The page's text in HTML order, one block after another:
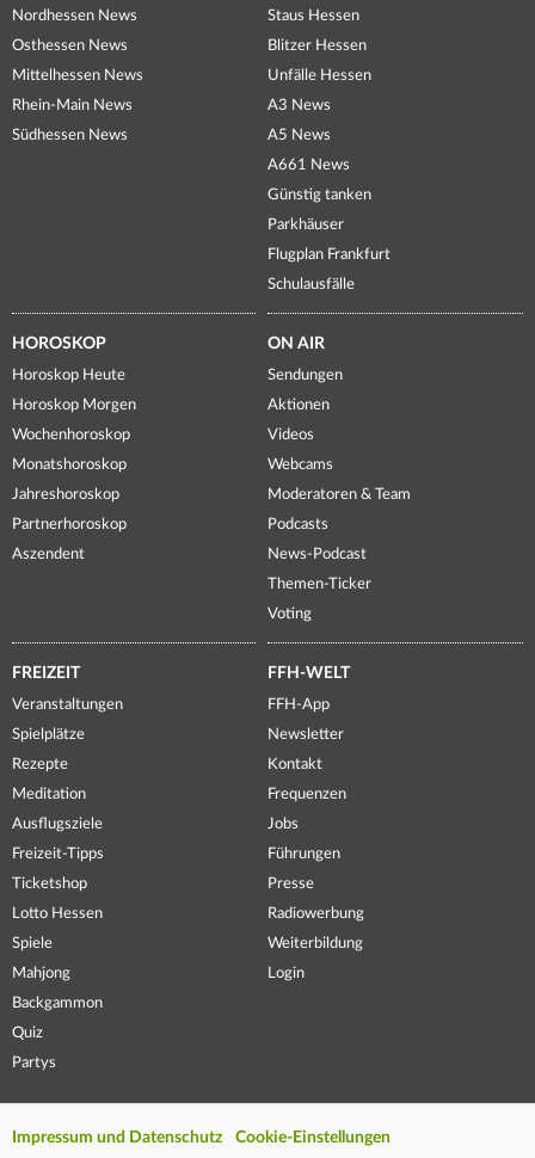
Nordhessen News
Osthessen News
Mittelhessen News
Rhein-Main News
Südhessen News
Staus Hessen
Blitzer Hessen
Unfälle Hessen
A3 News
A5 News
A661 News
Günstig tanken
Parkhäuser
Flugplan Frankfurt
Schulausfälle
HOROSKOP
Horoskop Heute
Horoskop Morgen
Wochenhoroskop
Monatshoroskop
Jahreshoroskop
Partnerhoroskop
Aszendent
ON AIR
Sendungen
Aktionen
Videos
Webcams
Moderatoren & Team
Podcasts
News-Podcast
Themen-Ticker
Voting
FREIZEIT
Veranstaltungen
Spielplätze
Rezepte
Meditation
Ausflugsziele
Freizeit-Tipps
Ticketshop
Lotto Hessen
Spiele
Mahjong
Backgammon
Quiz
Partys
FFH-WELT
FFH-App
Newsletter
Kontakt
Frequenzen
Jobs
Führungen
Presse
Radiowerbung
Weiterbildung
Login
Impressum und Datenschutz Cookie-Einstellungen